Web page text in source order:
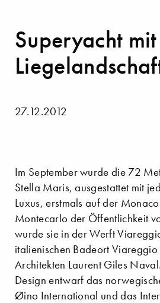
Superyacht mit
27.12.2012
Im September wurde die 72
Stella Maris, ausgestattet mit
Luxus, erstmals auf der
Montecarlo der Öffentlichkeit
wurde sie in der Werft
italienischen Badeort Viareggio
Architekten Laurent Giles
Design entwarf das
Øino International und das